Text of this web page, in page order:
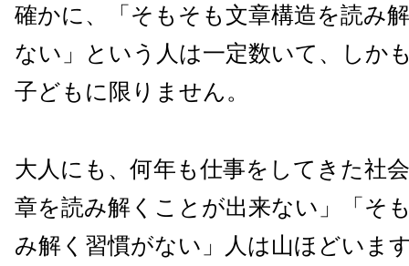
確かに、「そもそも文章構造を読み
ない」という人は一定数いて、しか
子どもに限りません。
大人にも、何年も仕事をしてきた社
章を読み解くことが出来ない」「そ
み解く習慣がない」人は山ほどいま